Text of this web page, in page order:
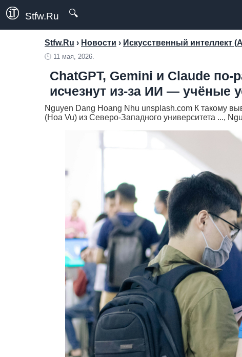
Stfw.Ru 🔍
Stfw.Ru › Новости › Искусственный интеллект
🕛 11 мая, 2026.
ChatGPT, Gemini и Claude
исчезнут из-за ИИ — учёные
Nguyen Dang Hoang Nhu unsplash.com К такому
(Hoa Vu) из Северо-Западного университета ...,